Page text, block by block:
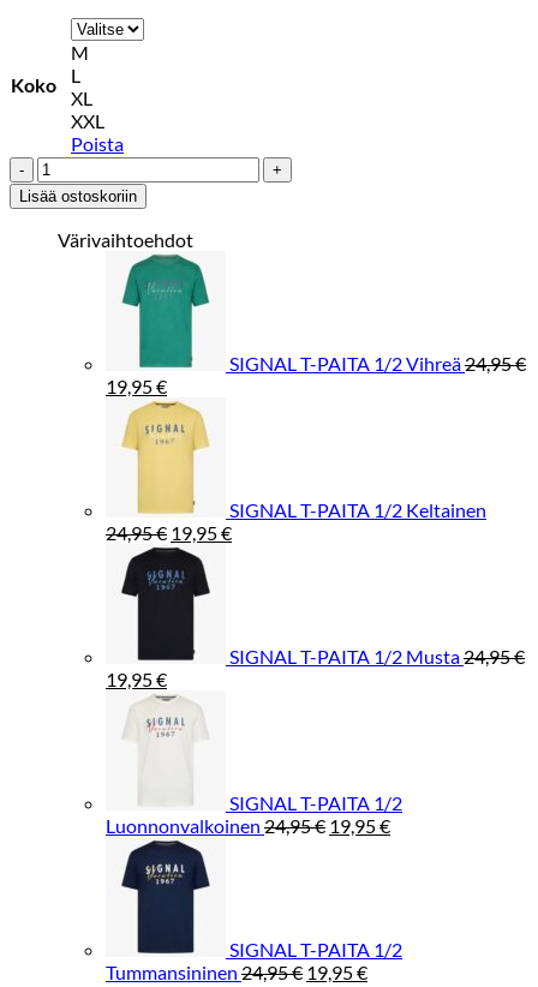
Koko
M
L
XL
XXL
Poista
SIGNAL
T-
PAITA
1/2
Lisää ostoskoriin
Värivaihtoehdot
SIGNAL T-PAITA 1/2 Vihreä24,95€
Alkuperäinen
hinta
oli:
24,95 €.
19,95€Nykyinen
hinta
on:
19,95 €.
SIGNAL T-PAITA 1/2 Keltainen
24,95€ Alkuperäinen
hinta
oli:
24,95 €.
19,95€Nykyinen
SIGNAL T-PAITA 1/2 Musta24,95€
Alkuperäinen
hinta
oli:
24,95 €.
19,95€Nykyinen
hinta
on:
19,95 €.
SIGNAL T-PAITA 1/2
Luonnonvalkoinen 24,95€ Alkuperäinen
19,95€Nykyinen
SIGNAL T-PAITA 1/2
Tummansininen 24,95€ Alkuperäinen
19,95€Nykyinen